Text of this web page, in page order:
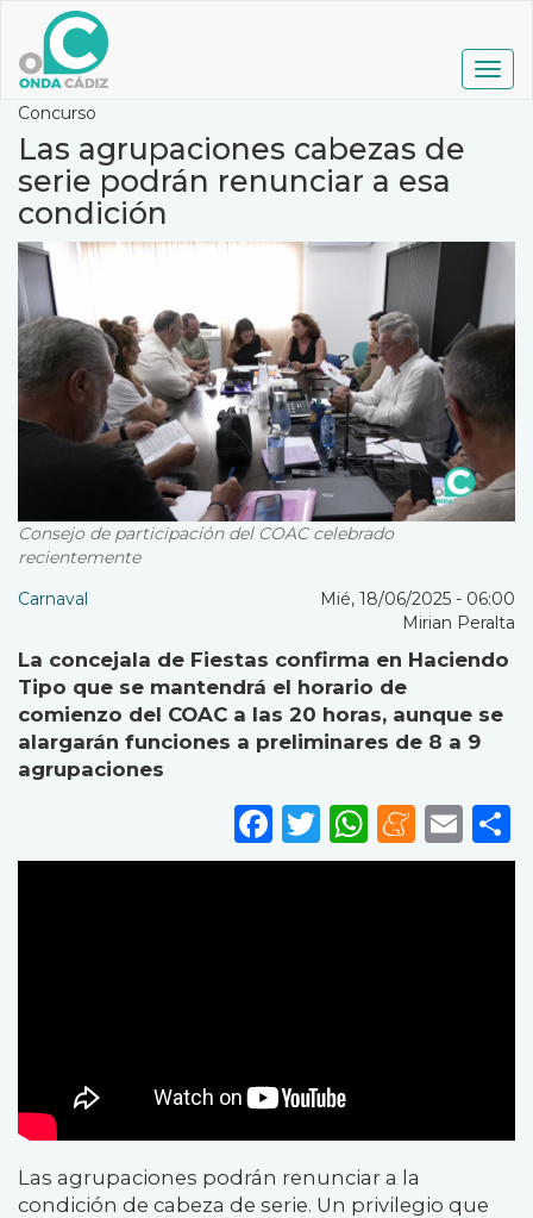
contenido
principal
Concurso
Las agrupaciones cabezas de
serie podrán renunciar a esa
condición
Consejo de participación del COAC celebrado
recientemente
Carnaval
Mié, 18/06/2025 - 06:00
Mirian Peralta
La concejala de Fiestas confirma en Haciendo
Tipo que se mantendrá el horario de
comienzo del COAC a las 20 horas, aunque se
alargarán funciones a preliminares de 8 a 9
agrupaciones
Facebook
Twitter
Las agrupaciones podrán renunciar a la
condición de cabeza de serie. Un privilegio que